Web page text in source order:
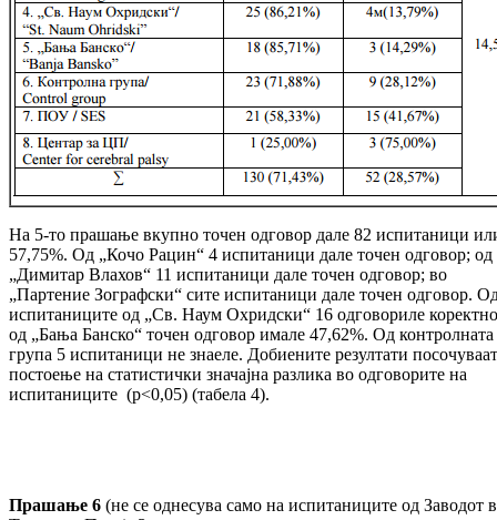
На 5-то прашање вкупно точен одговор дале 82 испитаници
57,75%. Од „Кочо Рацин“ 4 испитаници дале точен одговор; од
„Димитар Влахов“ 11 испитаници дале точен одговор; во
„Партение Зографски“ сите испитаници дале точен одговор.
испитаниците од „Св. Наум Охридски“ 16 одговориле
од „Бања Банско“ точен одговор имале 47,62%. Од контролната
група 5 испитаници не знаеле. Добиените резултати
постоење на статистички значајна разлика во одговорите на
испитаниците (p<0,05) (табела 4).
Прашање 6 (не се однесува само на испитаниците од Заводот